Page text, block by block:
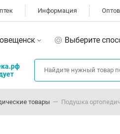
Информация
Выберите
товары Подушка